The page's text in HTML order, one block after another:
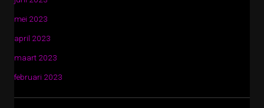
mei 2023
april 2023
maart 2023
februari 2023